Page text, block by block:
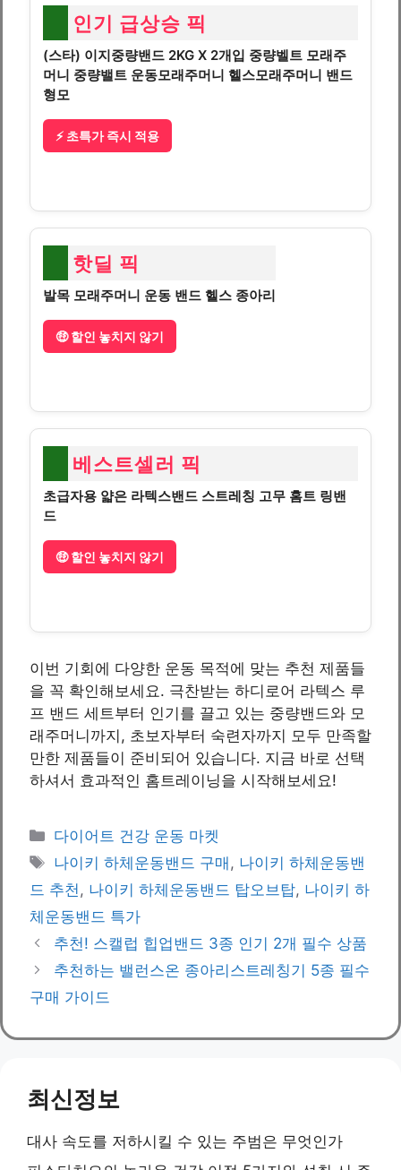
인기 급상승 픽
(스타) 이지중량밴드 2KG X 2개입 중량벨트 모래주
머니 중량밸트 운동모래주머니 헬스모래주머니 밴드
형모
⚡ 초특가 즉시 적용
핫딜 픽
발목 모래주머니 운동 밴드 헬스 종아리
🤑 할인 놓치지 않기
베스트셀러 픽
초급자용 얇은 라텍스밴드 스트레칭 고무 홈트 링밴
드
🤑 할인 놓치지 않기
이번 기회에 다양한 운동 목적에 맞는 추천 제품들
을 꼭 확인해보세요. 극찬받는 하디로어 라텍스 루
프 밴드 세트부터 인기를 끌고 있는 중량밴드와 모
래주머니까지, 초보자부터 숙련자까지 모두 만족할
만한 제품들이 준비되어 있습니다. 지금 바로 선택
하셔서 효과적인 홈트레이닝을 시작해보세요!
Categories
다이어트 건강 운동 마켓
Tags
나이키 하체운동밴드 구매 , 나이키 하체운동밴
드 추천 , 나이키 하체운동밴드 탑오브탑, 나이키 하
체운동밴드 특가
추천! 스캘럽 힙업밴드 3종 인기 2개 필수 상품
추천하는 밸런스온 종아리스트레칭기 5종 필수
구매 가이드
최신정보
대사 속도를 저하시킬 수 있는 주범은 무엇인가